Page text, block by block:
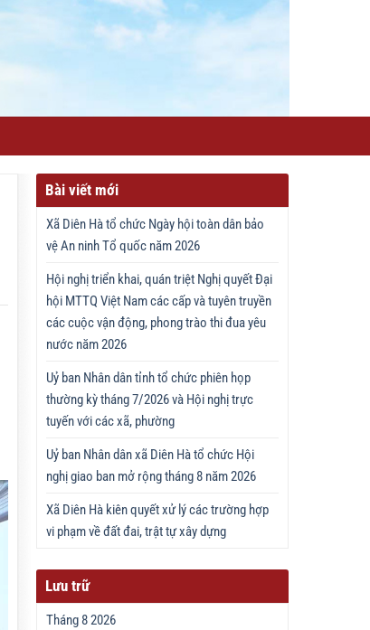
Bài viết mới
Xã Diên Hà tổ chức Ngày hội toàn dân bảo
vệ An ninh Tổ quốc năm 2026
Hội nghị triển khai, quán triệt Nghị quyết Đại
hội MTTQ Việt Nam các cấp và tuyên truyền
các cuộc vận động, phong trào thi đua yêu
nước năm 2026
Uỷ ban Nhân dân tỉnh tổ chức phiên họp
thường kỳ tháng 7/2026 và Hội nghị trực
tuyến với các xã, phường
Uỷ ban Nhân dân xã Diên Hà tổ chức Hội
nghị giao ban mở rộng tháng 8 năm 2026
Xã Diên Hà kiên quyết xử lý các trường hợp
vi phạm về đất đai, trật tự xây dựng
Lưu trữ
Tháng 8 2026